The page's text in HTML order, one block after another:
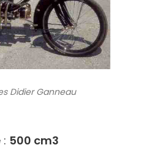
Didier Ganneau
500 cm3